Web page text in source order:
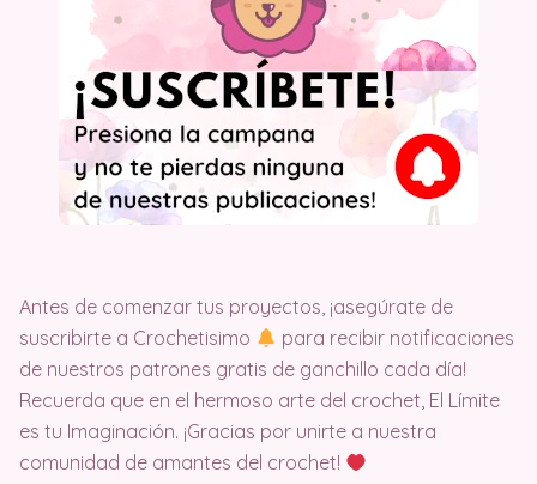
Antes de comenzar tus proyectos, ¡asegúrate de
suscribirte a Crochetisimo
para recibir notificaciones
de nuestros patrones gratis de ganchillo cada día!
Recuerda que en el hermoso arte del crochet, El Límite
es tu Imaginación. ¡Gracias por unirte a nuestra
comunidad de amantes del crochet!